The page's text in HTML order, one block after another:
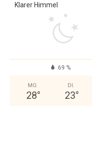
Klarer Himmel
69 %
MO.
28°
DI.
23°